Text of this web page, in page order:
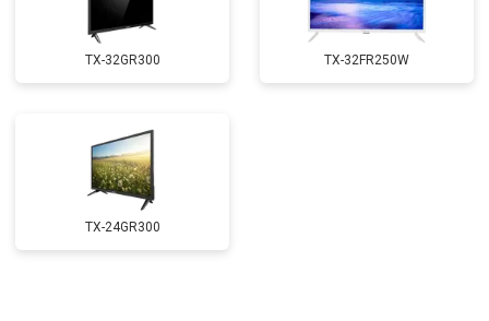
TX-32GR300 TX-32FR250W
TX-24GR300